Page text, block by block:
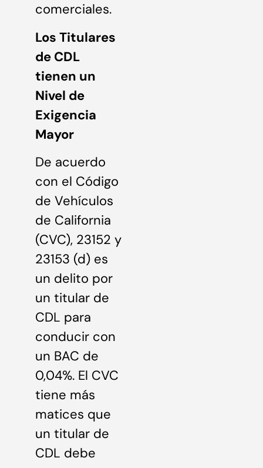
comerciales.
Los Titulares
de CDL
tienen un
Nivel de
Exigencia
Mayor
De acuerdo
con el Código
de Vehículos
de California
(CVC), 23152 y
23153 (d) es
un delito por
un titular de
CDL para
conducir con
un BAC de
0,04%. El CVC
tiene más
matices que
un titular de
CDL debe